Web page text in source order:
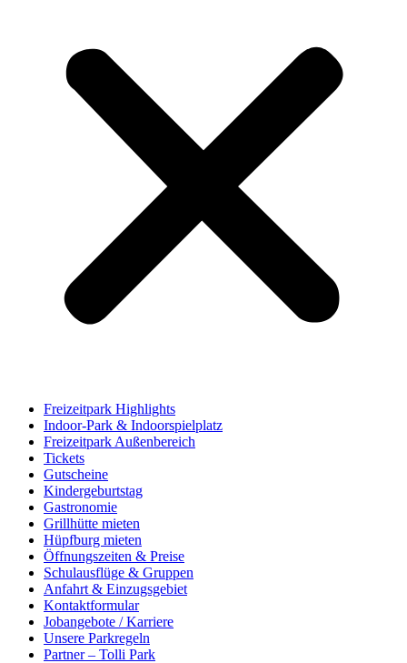
Freizeitpark Highlights
Indoor-Park & Indoorspielplatz
Freizeitpark Außenbereich
Tickets
Gutscheine
Kindergeburtstag
Gastronomie
Grillhütte mieten
Hüpfburg mieten
Öffnungszeiten & Preise
Schulausflüge & Gruppen
Anfahrt & Einzugsgebiet
Kontaktformular
Jobangebote / Karriere
Unsere Parkregeln
Partner – Tolli Park